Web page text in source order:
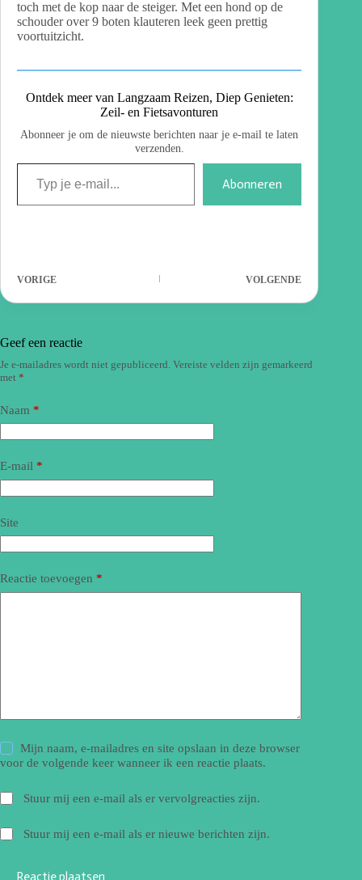
toch met de kop naar de steiger. Met een hond op de
schouder over 9 boten klauteren leek geen prettig
voortuitzicht.
Ontdek meer van Langzaam Reizen, Diep Genieten:
Zeil- en Fietsavonturen
Abonneer je om de nieuwste berichten naar je e-mail te laten
verzenden.
Abonneren
VORIGE VOLGENDE
Geef een reactie
Je e-mailadres wordt niet gepubliceerd. Vereiste velden zijn gemarkeerd
met *
Naam *
E-mail *
Site
Reactie toevoegen *
Mijn naam, e-mailadres en site opslaan in deze browser
voor de volgende keer wanneer ik een reactie plaats.
Stuur mij een e-mail als er vervolgreacties zijn.
Stuur mij een e-mail als er nieuwe berichten zijn.
Reactie plaatsen